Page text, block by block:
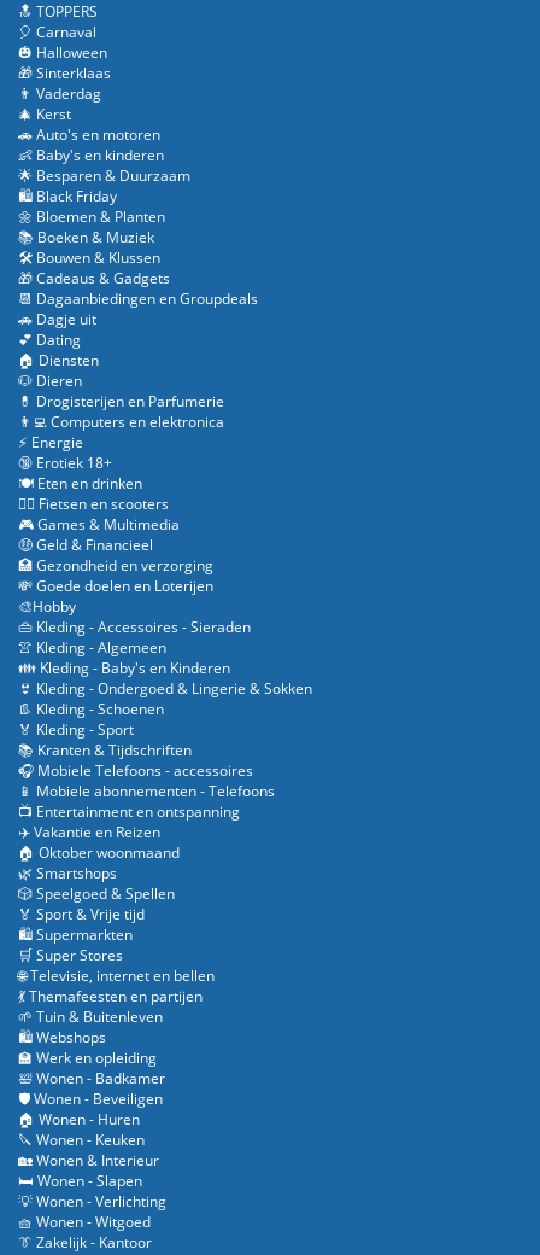
🔝 TOPPERS
🎈 Carnaval
🎃 Halloween
🎁 Sinterklaas
👨 Vaderdag
🎄 Kerst
🚗 Auto's en motoren
👶 Baby's en kinderen
🌟 Besparen & Duurzaam
🛍️ Black Friday
🌼 Bloemen & Planten
📚 Boeken & Muziek
🛠️ Bouwen & Klussen
🎁 Cadeaus & Gadgets
📆 Dagaanbiedingen en Groupdeals
🚗 Dagje uit
💕 Dating
🏠 Diensten
🐶 Dieren
💊 Drogisterijen en Parfumerie
👨‍💻 Computers en elektronica
⚡ Energie
🔞 Erotiek 18+
🍽️ Eten en drinken
🚴‍♂️ Fietsen en scooters
🎮 Games & Multimedia
🤑 Geld & Financieel
🏥 Gezondheid en verzorging
💸 Goede doelen en Loterijen
🎨Hobby
👜 Kleding - Accessoires - Sieraden
👚 Kleding - Algemeen
👪 Kleding - Baby's en Kinderen
👙 Kleding - Ondergoed & Lingerie & Sokken
👢 Kleding - Schoenen
🏅 Kleding - Sport
📚 Kranten & Tijdschriften
🎧 Mobiele Telefoons - accessoires
📱 Mobiele abonnementen - Telefoons
📺 Entertainment en ontspanning
✈️ Vakantie en Reizen
🏠 Oktober woonmaand
🌿 Smartshops
🎲 Speelgoed & Spellen
🏅 Sport & Vrije tijd
🛍️ Supermarkten
🛒 Super Stores
🌐 Televisie, internet en bellen
💃 Themafeesten en partijen
🌱 Tuin & Buitenleven
🛍️ Webshops
🏫 Werk en opleiding
🛀 Wonen - Badkamer
🛡️ Wonen - Beveiligen
🏠 Wonen - Huren
🔪 Wonen - Keuken
🏡 Wonen & Interieur
🛏️ Wonen - Slapen
💡 Wonen - Verlichting
🧺 Wonen - Witgoed
👔 Zakelijk - Kantoor